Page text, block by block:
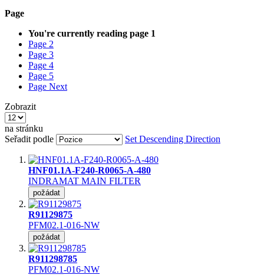
Page
You're currently reading page 1
Page 2
Page 3
Page 4
Page 5
Page Next
Zobrazit
na stránku
Seřadit podle
Set Descending Direction
HNF01.1A-F240-R0065-A-480
INDRAMAT MAIN FILTER
požádat
R91129875
PFM02.1-016-NW
požádat
R911298785
PFM02.1-016-NW